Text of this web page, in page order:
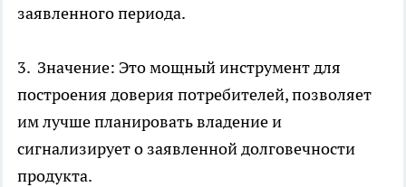
заявленного периода.
3. Значение: Это мощный инструмент для
построения доверия потребителей, позволяет
им лучше планировать владение и
сигнализирует о заявленной долговечности
продукта.